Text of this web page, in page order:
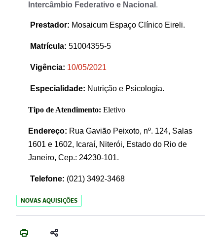
Intercâmbio Federativo e Nacional .
Prestador: Mosaicum Espaço Clínico Eireli.
Matrícula: 51004355-5
Vigência: 10/05/2021
Especialidade: Nutrição e Psicologia.
Tipo de Atendimento: Eletivo
Endereço: Rua Gavião Peixoto, nº. 124, Salas
1601 e 1602, Icaraí, Niterói, Estado do Rio de
Janeiro, Cep.: 24230-101.
Telefone: (021) 3492-3468
NOVAS AQUISIÇÕES